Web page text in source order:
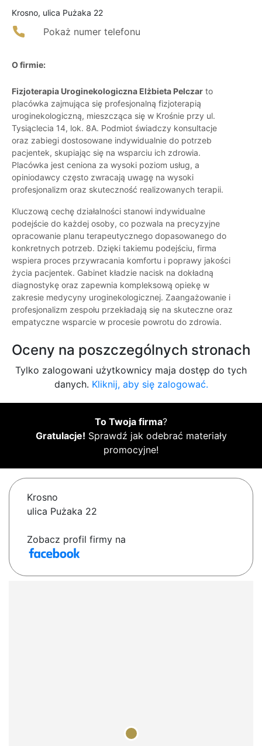
Krosno, ulica Pużaka 22
Pokaż numer telefonu
O firmie:
Fizjoterapia Uroginekologiczna Elżbieta Pelczar to
placówka zajmująca się profesjonalną fizjoterapią
uroginekologiczną, mieszcząca się w Krośnie przy ul.
Tysiąclecia 14, lok. 8A. Podmiot świadczy konsultacje
oraz zabiegi dostosowane indywidualnie do potrzeb
pacjentek, skupiając się na wsparciu ich zdrowia.
Placówka jest ceniona za wysoki poziom usług, a
opiniodawcy często zwracają uwagę na wysoki
profesjonalizm oraz skuteczność realizowanych terapii.
Kluczową cechę działalności stanowi indywidualne
podejście do każdej osoby, co pozwala na precyzyjne
opracowanie planu terapeutycznego dopasowanego do
konkretnych potrzeb. Dzięki takiemu podejściu, firma
wspiera proces przywracania komfortu i poprawy jakości
życia pacjentek. Gabinet kładzie nacisk na dokładną
diagnostykę oraz zapewnia kompleksową opiekę w
zakresie medycyny uroginekologicznej. Zaangażowanie i
profesjonalizm zespołu przekładają się na skuteczne oraz
empatyczne wsparcie w procesie powrotu do zdrowia.
Oceny na poszczególnych stronach
Tylko zalogowani użytkownicy maja dostęp do tych
danych. Kliknij, aby się zalogować.
To Twoja firma?
Gratulacje! Sprawdź jak odebrać materiały
promocyjne!
Krosno
ulica Pużaka 22
Zobacz profil firmy na